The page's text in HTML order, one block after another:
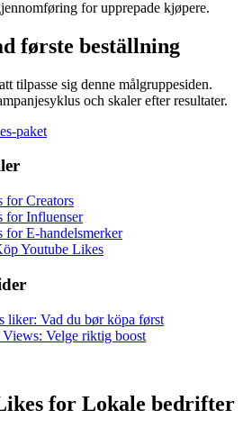
for upprepade kjøpere.
første beställning
tilpasse sig denne målgruppesiden.
och skaler efter resultater.
paket
for Creators
for Influenser
E-handelsmerker
Youtube Likes
liker: Vad du bør köpa først
Velge riktig boost
for Lokale bedrifter